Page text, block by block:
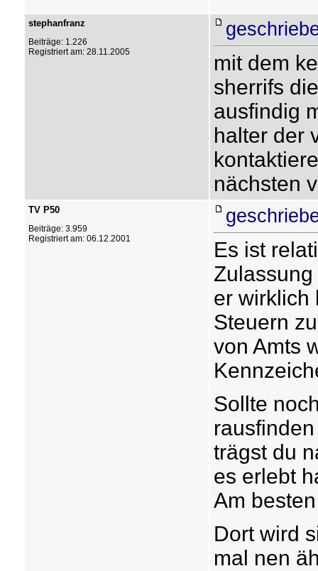
stephanfranz
Beiträge: 1.226
Registriert am: 28.11.2005
mit dem
sherrifs
ausfindig
halter der
nächsten
TV P50
Beiträge: 3.959
Registriert am: 06.12.2001
Es ist
er wirklich
Steuern
von Amts
Sollte
trägst du
es erlebt
Am
Dort wird
mal nen